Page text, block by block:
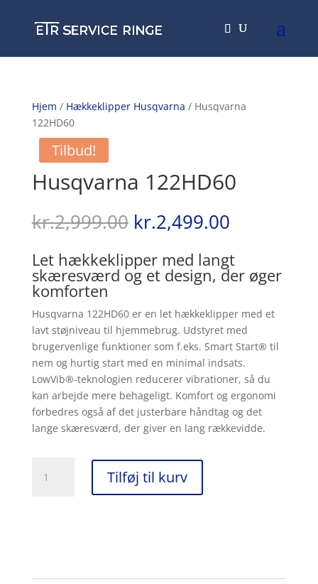
Hjem / Hækkeklipper Husqvarna / Husqvarna
122HD60
Tilbud!
Husqvarna 122HD60
kr.2,999.00 Den
oprindelige
pris
var:
kr.2,999.00.
kr.2,499.00Den
pris
er:
Let hækkeklipper med langt
skæresværd og et design, der øger
komforten
Husqvarna 122HD60 er en let hækkeklipper med et
lavt støjniveau til hjemmebrug. Udstyret med
brugervenlige funktioner som f.eks. Smart Start® til
nem og hurtig start med en minimal indsats.
LowVib®-teknologien reducerer vibrationer, så du
kan arbejde mere behageligt. Komfort og ergonomi
forbedres også af det justerbare håndtag og det
lange skæresværd, der giver en lang rækkevidde.
122HD60
Tilføj til kurv